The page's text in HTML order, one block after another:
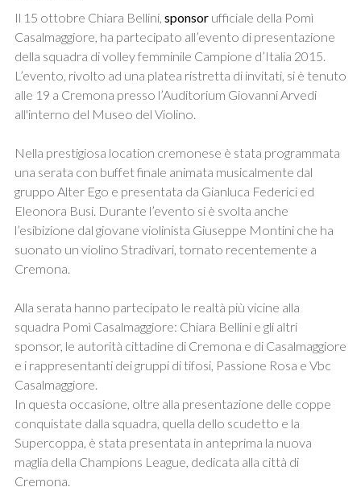
Il 15 ottobre Chiara Bellini, sponsorufficiale della Pomì
Casalmaggiore, ha partecipato all’evento di presentazione
della squadra di volley femminile Campione d’Italia 2015.
L’evento, rivolto ad una platea ristretta di invitati, si è tenuto
alle 19 a Cremona presso l’Auditorium Giovanni Arvedi
all'interno del Museo del Violino.
Nella prestigiosa location cremonese è stata programmata
una serata con buffet finale animata musicalmente dal
gruppo Alter Ego e presentata da Gianluca Federici ed
Eleonora Busi. Durante l’evento si è svolta anche
l’esibizione dal giovane violinista Giuseppe Montini che ha
suonato un violino Stradivari, tornato recentemente a
Cremona.
Alla serata hanno partecipato le realtà più vicine alla
squadra Pomì Casalmaggiore: Chiara Bellini e gli altri
sponsor, le autorità cittadine di Cremona e di Casalmaggiore
e i rappresentanti dei gruppi di tifosi, Passione Rosa e Vbc
Casalmaggiore.
In questa occasione, oltre alla presentazione delle coppe
conquistate dalla squadra, quella dello scudetto e la
Supercoppa, è stata presentata in anteprima la nuova
maglia della Champions League, dedicata alla città di
Cremona.